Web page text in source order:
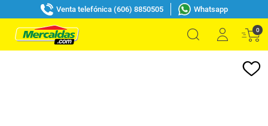
Venta telefónica (606) 8850505 Whatsapp
0